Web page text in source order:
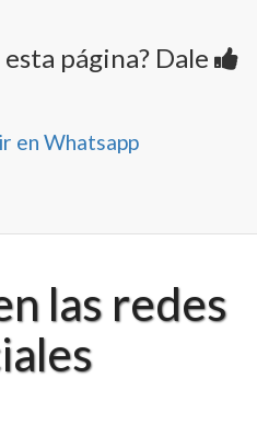
página? Dale
en Whatsapp
las redes